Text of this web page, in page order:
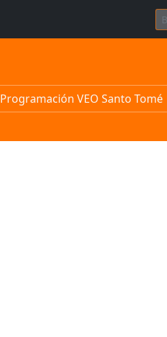
Programación VEO Santo Tomé